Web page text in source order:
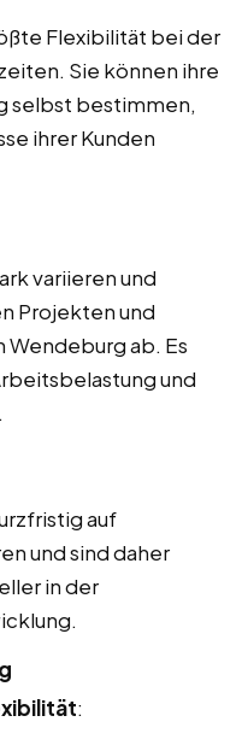
Flexibilität bei der
Sie können ihre
selbst bestimmen,
ihrer Kunden
variieren und
Projekten und
Wendeburg ab. Es
und
auf
und sind daher
in der
: